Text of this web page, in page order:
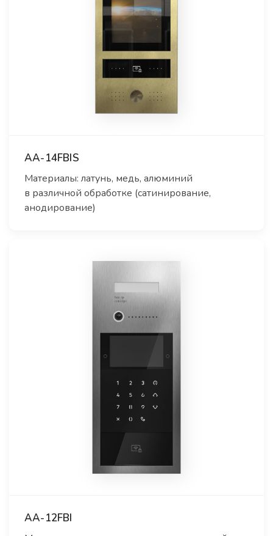
AA-14FBIS
Материалы: латунь, медь, алюминий
в различной обработке (сатинирование,
анодирование)
AA-12FBI